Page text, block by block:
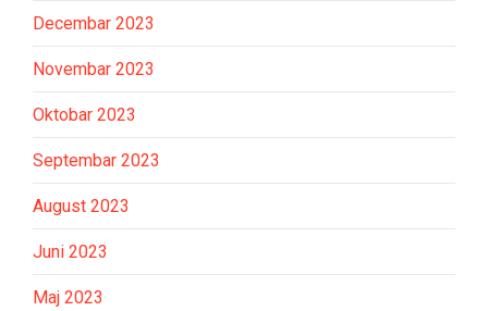
Decembar 2023
Novembar 2023
Oktobar 2023
Septembar 2023
August 2023
Juni 2023
Maj 2023